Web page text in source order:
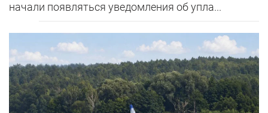
начали появляться уведомления об упла...